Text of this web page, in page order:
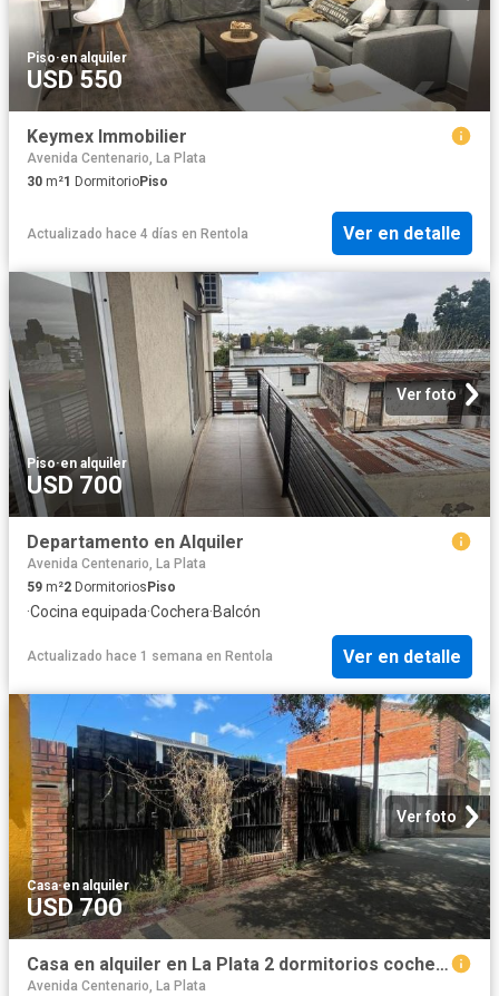
Piso·en alquiler
USD 550
Keymex Immobilier
Avenida Centenario, La Plata
30 m²1 DormitorioPiso
Actualizado hace 4 días en Rentola Ver en detalle
Ver foto
Piso·en alquiler
USD 700
Departamento en Alquiler
Avenida Centenario, La Plata
59 m²2 DormitoriosPiso
·Cocina equipada·Cochera·Balcón
Actualizado hace 1 semana en Rentola Ver en detalle
Ver foto
Casa·en alquiler
USD 700
Casa en alquiler en La Plata 2 dormitorios cochera cubierta quincho parrilla
Avenida Centenario, La Plata